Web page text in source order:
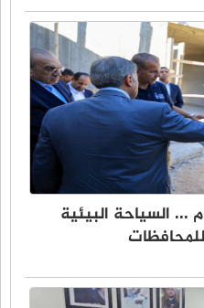
... السياحة البيئية